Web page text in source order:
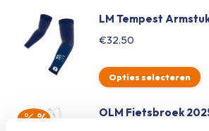
LM Tempest
€32.50
Opties selecteren
OLM Fietsbroek